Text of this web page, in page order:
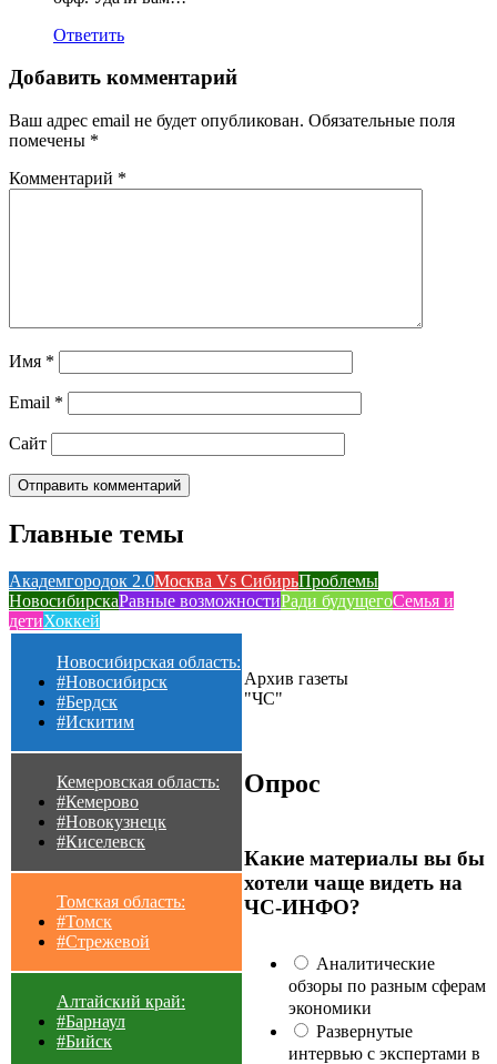
Ответить
Добавить комментарий
Ваш адрес email не будет опубликован. Обязательные поля
помечены *
Комментарий *
Имя *
Email *
Сайт
Главные темы
Академгородок 2.0Москва Vs СибирьПроблемы
НовосибирскаРавные возможностиРади будущегоСемья и
детиХоккей
Новосибирская область:
#Новосибирск
#Бердск
#Искитим
Кемеровская область:
#Кемерово
#Новокузнецк
#Киселевск
Томская область:
#Томск
#Стрежевой
Алтайский край:
#Барнаул
#Бийск
Архив газеты
"ЧС"
Опрос
Какие материалы вы бы
хотели чаще видеть на
ЧС-ИНФО?
Аналитические
обзоры по разным сферам
экономики
Развернутые
интервью с экспертами в